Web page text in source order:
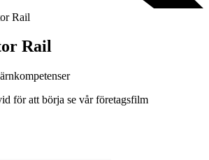
Rail
Rail
för att börja se vår företagsfilm